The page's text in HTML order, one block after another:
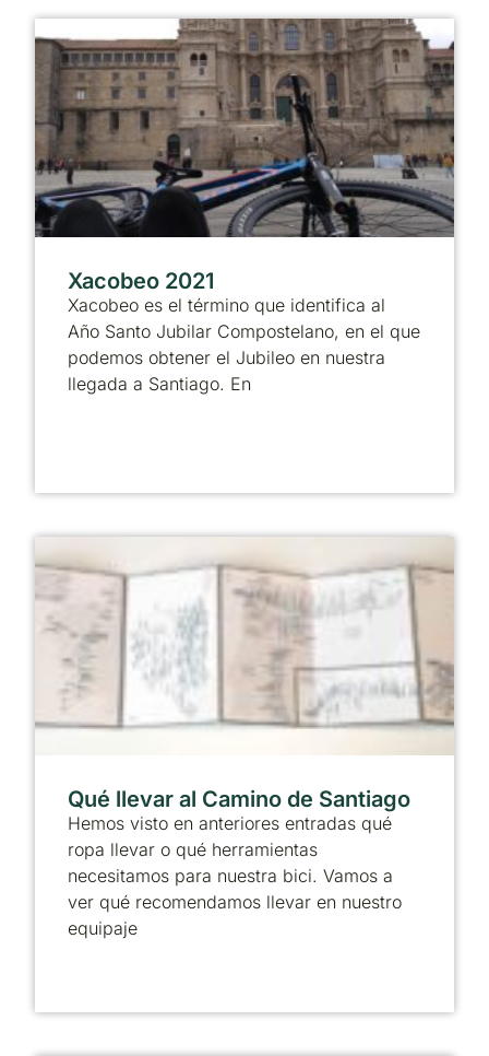
Xacobeo 2021
Xacobeo es el término que identifica al
Año Santo Jubilar Compostelano, en el que
podemos obtener el Jubileo en nuestra
llegada a Santiago. En
Qué llevar al Camino de Santiago
Hemos visto en anteriores entradas qué
ropa llevar o qué herramientas
necesitamos para nuestra bici. Vamos a
ver qué recomendamos llevar en nuestro
equipaje